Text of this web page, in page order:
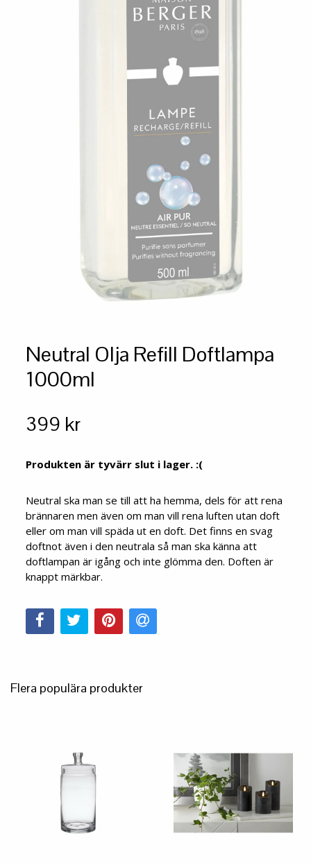
Neutral Olja Refill Doftlampa
1000ml
399 kr
Produkten är tyvärr slut i lager. :(
Neutral ska man se till att ha hemma, dels för att rena
brännaren men även om man vill rena luften utan doft
eller om man vill späda ut en doft. Det finns en svag
doftnot även i den neutrala så man ska känna att
doftlampan är igång och inte glömma den. Doften är
knappt märkbar.
Flera populära produkter